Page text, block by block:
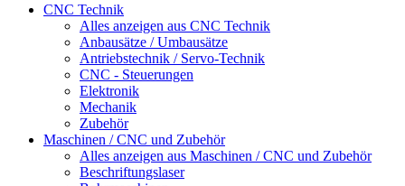
CNC Technik
Alles anzeigen aus CNC Technik
Anbausätze / Umbausätze
Antriebstechnik / Servo-Technik
CNC - Steuerungen
Elektronik
Mechanik
Zubehör
Maschinen / CNC und Zubehör
Alles anzeigen aus Maschinen / CNC und Zubehör
Beschriftungslaser